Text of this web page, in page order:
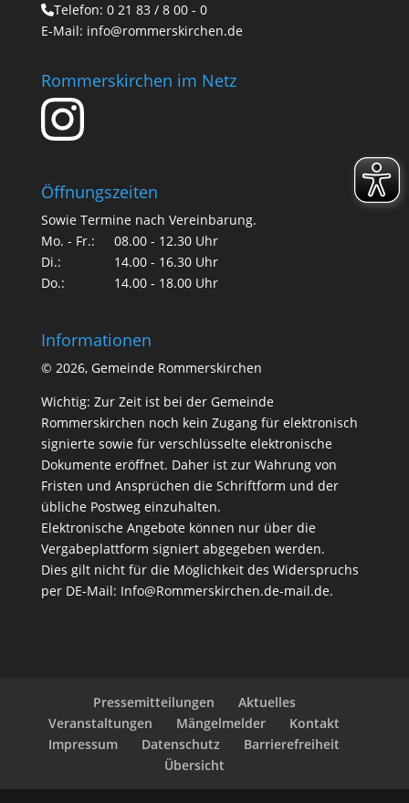
Telefon: 0 21 83 / 8 00 - 0
E-Mail: info@rommerskirchen.de
Rommerskirchen im Netz
Öffnungszeiten
Sowie Termine nach Vereinbarung.
Mo. - Fr.:
08.00 - 12.30 Uhr
Di.:
14.00 - 16.30 Uhr
Do.:
14.00 - 18.00 Uhr
Informationen
© 2026, Gemeinde Rommerskirchen
Wichtig: Zur Zeit ist bei der Gemeinde
Rommerskirchen noch kein Zugang für elektronisch
signierte sowie für verschlüsselte elektronische
Dokumente eröffnet. Daher ist zur Wahrung von
Fristen und Ansprüchen die Schriftform und der
übliche Postweg einzuhalten.
Elektronische Angebote können nur über die
Vergabeplattform signiert abgegeben werden.
Dies gilt nicht für die Möglichkeit des Widerspruchs
per DE-Mail: Info@Rommerskirchen.de-mail.de.
Pressemitteilungen
Aktuelles
Veranstaltungen
Mängelmelder
Kontakt
Impressum
Datenschutz
Barrierefreiheit
Übersicht